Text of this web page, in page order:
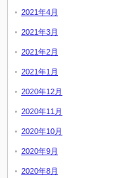
2021年4月
2021年3月
2021年2月
2021年1月
2020年12月
2020年11月
2020年10月
2020年9月
2020年8月